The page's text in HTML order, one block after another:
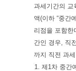
과세기간의 교
액(이하 “중간
리점을 포함
간인 경우, 직
까지 직전 과
1. 제1차 중간